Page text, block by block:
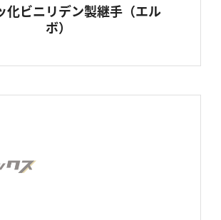
化ビニリデン製継手（エル
ボ）